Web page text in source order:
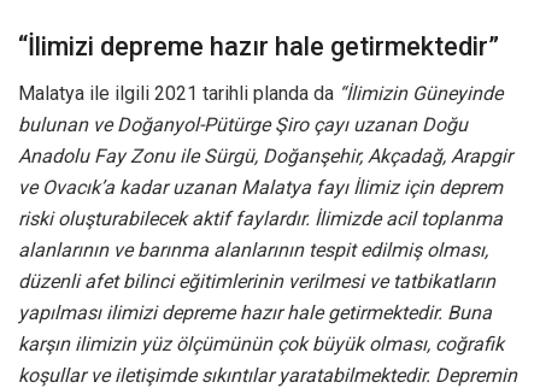
“İlimizi depreme hazır hale getirmektedir”
Malatya ile ilgili 2021 tarihli planda da “İlimizin Güneyinde
bulunan ve Doğanyol-Pütürge Şiro çayı uzanan Doğu
Anadolu Fay Zonu ile Sürgü, Doğanşehir, Akçadağ, Arapgir
ve Ovacık’a kadar uzanan Malatya fayı İlimiz için deprem
riski oluşturabilecek aktif faylardır. İlimizde acil toplanma
alanlarının ve barınma alanlarının tespit edilmiş olması,
düzenli afet bilinci eğitimlerinin verilmesi ve tatbikatların
yapılması ilimizi depreme hazır hale getirmektedir. Buna
karşın ilimizin yüz ölçümünün çok büyük olması, coğrafik
koşullar ve iletişimde sıkıntılar yaratabilmektedir. Depremin